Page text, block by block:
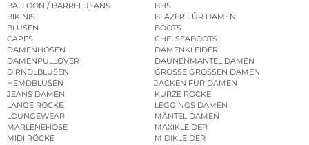
BALLOON / BARREL JEANS
BHS
BIKINIS
BLAZER FÜR DAMEN
BLUSEN
BOOTS
CAPES
CHELSEABOOTS
DAMENHOSEN
DAMENKLEIDER
DAMENPULLOVER
DAUNENMÄNTEL DAMEN
DIRNDLBLUSEN
GROSSE GRÖSSEN DAMEN
HEMDBLUSEN
JACKEN FÜR DAMEN
JEANS DAMEN
KURZE RÖCKE
LANGE RÖCKE
LEGGINGS DAMEN
LOUNGEWEAR
MÄNTEL DAMEN
MARLENEHOSE
MAXIKLEIDER
MIDI RÖCKE
MIDIKLEIDER